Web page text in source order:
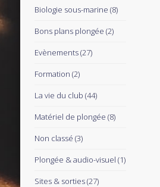
Biologie sous-marine (8)
Bons plans plongée (2)
Evènements(27)
Formation (2)
La vie du club (44)
Matériel de plongée (8)
Non classé (3)
Plongée & audio-visuel (1)
Sites & sorties(27)